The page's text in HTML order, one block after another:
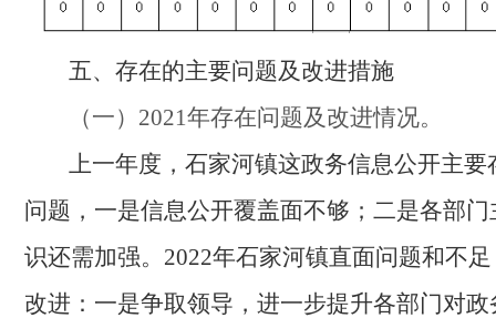
五、存在的主要问题及改进措施
（一） 2021年存在问题及改进情况。
上一年度，石家河镇这政务信息公开主
问题，一是信息公开覆盖面不够；二是各部
识还需加强。 2022年石家河镇直面问题和不
改进： 一是争取领导，进一步提升各部门对